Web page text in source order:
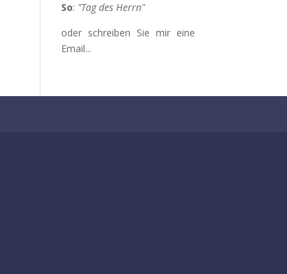
So: "Tag des Herrn"
oder schreiben Sie mir eine
Email...